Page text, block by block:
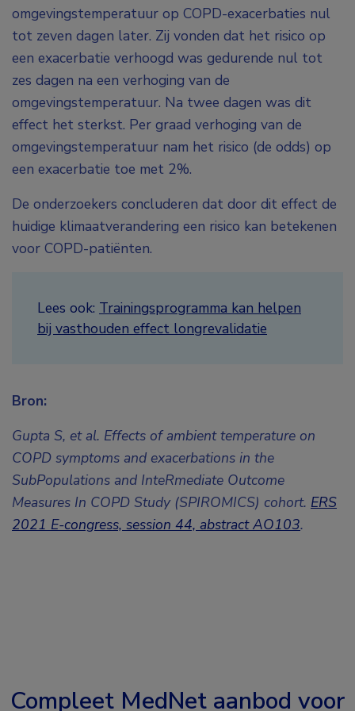
omgevingstemperatuur op COPD-exacerbaties nul
tot zeven dagen later. Zij vonden dat het risico op
een exacerbatie verhoogd was gedurende nul tot
zes dagen na een verhoging van de
omgevingstemperatuur. Na twee dagen was dit
effect het sterkst. Per graad verhoging van de
omgevingstemperatuur nam het risico (de odds) op
een exacerbatie toe met 2%.
De onderzoekers concluderen dat door dit effect de
huidige klimaatverandering een risico kan betekenen
voor COPD-patiënten.
Lees ook: Trainingsprogramma kan helpen
bij vasthouden effect longrevalidatie
Bron:
Gupta S, et al. Effects of ambient temperature on
COPD symptoms and exacerbations in the
SubPopulations and InteRmediate Outcome
Measures In COPD Study (SPIROMICS) cohort. ERS
2021 E-congress, session 44, abstract AO103.
Compleet MedNet aanbod voor